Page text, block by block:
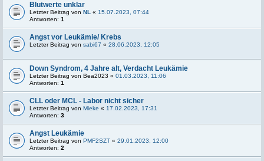
Blutwerte unklar
Letzter Beitrag von NL « 15.07.2023, 07:44
Antworten: 1
Angst vor Leukämie/ Krebs
Letzter Beitrag von sabi67 « 28.06.2023, 12:05
Down Syndrom, 4 Jahre alt, Verdacht Leukämie
Letzter Beitrag von Bea2023 « 01.03.2023, 11:06
Antworten: 1
CLL oder MCL - Labor nicht sicher
Letzter Beitrag von Mieke « 17.02.2023, 17:31
Antworten: 3
Angst Leukämie
Letzter Beitrag von PMF2SZT « 29.01.2023, 12:00
Antworten: 2